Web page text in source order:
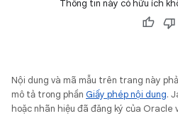
Thông tin này có hữu ích
Nội dung và mã mẫu trên trang này
mô tả trong phần Giấy phép nội dung.
hoặc nhãn hiệu đã đăng ký của Oracle